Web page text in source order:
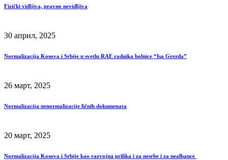
Fizički vidljiva, pravno nevidljiva
30 април, 2025
Normalizacija Kosova i Srbije u svetlu RAE radnika bolnice “Isa Grezda”
26 март, 2025
Normalizacija nenormalizacije ličnih dokumenata
20 март, 2025
Normalizacija Kosova i Srbije kao razvojna prilika i za nesrbe i za nealbance